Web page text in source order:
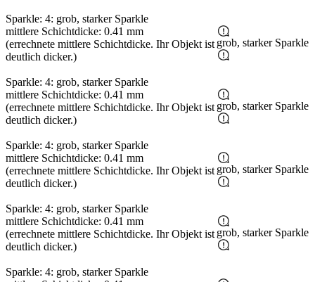
Sparkle: 4: grob, starker Sparkle
mittlere Schichtdicke: 0.41 mm
(errechnete mittlere Schichtdicke. Ihr Objekt ist
deutlich dicker.)
Sparkle: 4: grob, starker Sparkle
grob, starker Sparkle
mittlere Schichtdicke: 0.41 mm
(errechnete mittlere Schichtdicke. Ihr Objekt ist
deutlich dicker.)
Sparkle: 4: grob, starker Sparkle
grob, starker Sparkle
mittlere Schichtdicke: 0.41 mm
(errechnete mittlere Schichtdicke. Ihr Objekt ist
deutlich dicker.)
Sparkle: 4: grob, starker Sparkle
grob, starker Sparkle
mittlere Schichtdicke: 0.41 mm
(errechnete mittlere Schichtdicke. Ihr Objekt ist
deutlich dicker.)
Sparkle: 4: grob, starker Sparkle
grob, starker Sparkle